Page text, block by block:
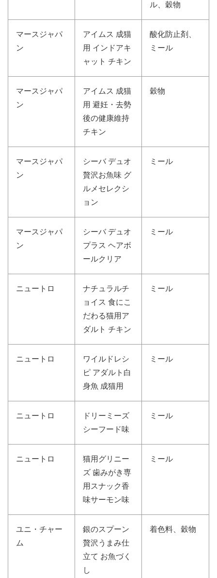
ル、穀物
マースジャパ
ン
アイムス 成猫
用 インドアキ
ャット チキン
酸化防止剤、
ミール
マースジャパ
ン
アイムス 成猫
用 避妊・去勢
後の健康維持
チキン
穀物
マースジャパ
ン
シーバ デュオ
贅沢お魚味 グ
ルメセレクシ
ョン
ミール
マースジャパ
ン
シーバ デュオ
プラス ヘアボ
ールクリア
ミール
ニュートロ
ナチュラルチ
ョイス 食にこ
だわる猫用ア
ダルト チキン
ミール
ニュートロ
ワイルドレシ
ピ アダルト白
身魚 成猫用
ミール
ニュートロ
ドリーミーズ
シーフード味
ミール
ニュートロ
猫用グリニー
ズ 歯みがき専
用スナック香
味サーモン味
ミール
ユニ・チャー
ム
銀のスプーン
贅沢うまみ仕
立て お魚づく
し
着色料、穀物